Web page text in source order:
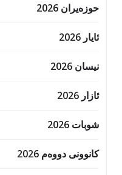
حوزه‌یران 2026
ئایار 2026
نیسان 2026
ئازار 2026
شوبات 2026
کانوونی دووەم 2026